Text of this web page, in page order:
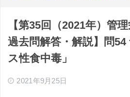
【第35回（2021年）管
過去問解答・解説】問
ス性食中毒」
2021年9月25日